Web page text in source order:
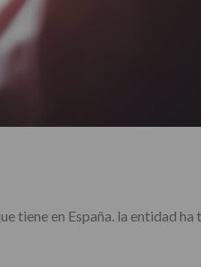
tiene en España. la entidad ha